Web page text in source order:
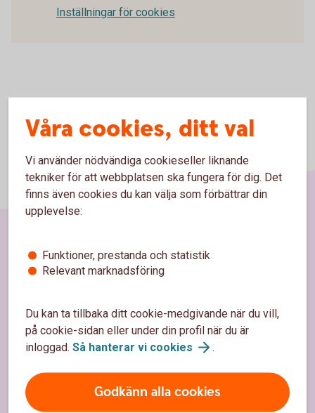
Inställningar för cookies
Våra cookies, ditt val
Vi använder nödvändiga cookieseller liknande
tekniker för att webbplatsen ska fungera för dig. Det
finns även cookies du kan välja som förbättrar din
upplevelse:
Funktioner, prestanda och statistik
Relevant marknadsföring
Du kan ta tillbaka ditt cookie-medgivande när du vill,
på cookie-sidan eller under din profil när du är
inloggad. Så hanterar vi cookies .
Godkänn alla cookies
Sidfot
Hitta snabbt
Spärrhjälp
Hitta bankkontor
Bli kund
Priser, räntor och kurser